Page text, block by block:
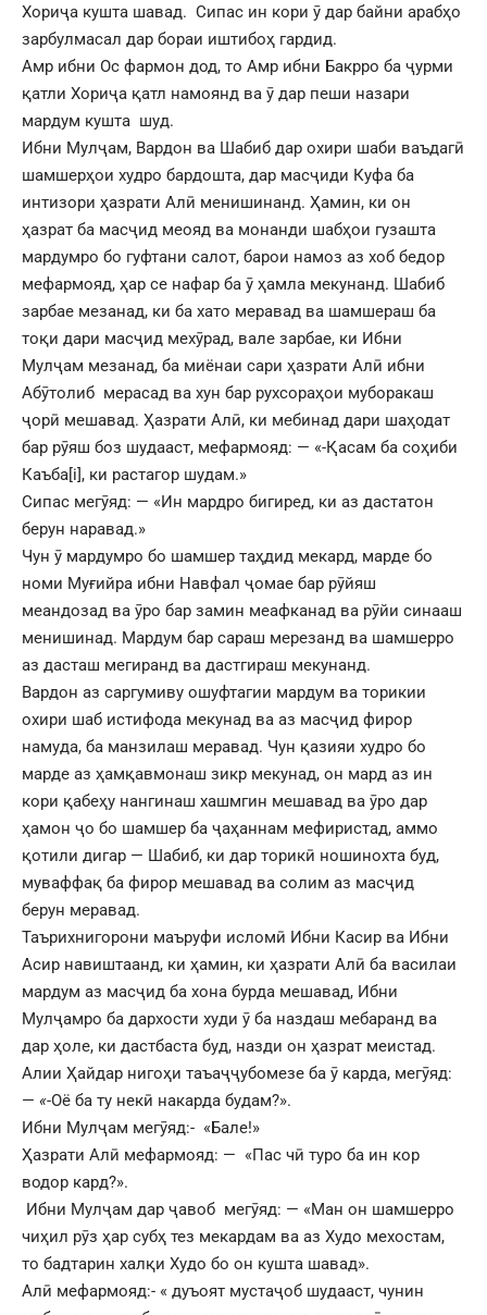
Хориҷа кушта шавад. Сипас ин кори ӯ дар байни арабҳо
зарбулмасал дар бораи иштибоҳ гардид.
Амр ибни Ос фармон дод, то Амр ибни Бакрро ба ҷурми
қатли Хориҷа қатл намоянд ва ӯ дар пеши назари
мардум кушта шуд.
Ибни Мулҷам, Вардон ва Шабиб дар охири шаби ваъдагӣ
шамшерҳои худро бардошта, дар масҷиди Куфа ба
интизори ҳазрати Алӣ менишинанд. Ҳамин, ки он
ҳазрат ба масҷид меояд ва монанди шабҳои гузашта
мардумро бо гуфтани салот, барои намоз аз хоб бедор
мефармояд, ҳар се нафар ба ӯ ҳамла мекунанд. Шабиб
зарбае мезанад, ки ба хато меравад ва шамшераш ба
тоқи дари масҷид мехӯрад, вале зарбае, ки Ибни
Мулҷам мезанад, ба миёнаи сари ҳазрати Алӣ ибни
Абӯтолиб мерасад ва хун бар рухсораҳои муборакаш
ҷорӣ мешавад. Ҳазрати Алӣ, ки мебинад дари шаҳодат
бар рӯяш боз шудааст, мефармояд: — «-Қасам ба соҳиби
Каъба[i], ки растагор шудам.»
Сипас мегӯяд: — «Ин мардро бигиред, ки аз дастатон
берун наравад.»
Чун ӯ мардумро бо шамшер таҳдид мекард, марде бо
номи Муғийра ибни Навфал ҷомае бар рӯйяш
меандозад ва ӯро бар замин меафканад ва рӯйи синааш
менишинад. Мардум бар сараш мерезанд ва шамшерро
аз дасташ мегиранд ва дастгираш мекунанд.
Вардон аз саргумиву ошуфтагии мардум ва торикии
охири шаб истифода мекунад ва аз масҷид фирор
намуда, ба манзилаш меравад. Чун қазияи худро бо
марде аз ҳамқавмонаш зикр мекунад, он мард аз ин
кори қабеҳу нангинаш хашмгин мешавад ва ӯро дар
ҳамон ҷо бо шамшер ба ҷаҳаннам мефиристад, аммо
қотили дигар — Шабиб, ки дар торикӣ ношинохта буд,
муваффақ ба фирор мешавад ва солим аз масҷид
берун меравад.
Таърихнигорони маъруфи исломӣ Ибни Касир ва Ибни
Асир навиштаанд, ки ҳамин, ки ҳазрати Алӣ ба василаи
мардум аз масҷид ба хона бурда мешавад, Ибни
Мулҷамро ба дархости худи ӯ ба наздаш мебаранд ва
дар ҳоле, ки дастбаста буд, назди он ҳазрат меистад.
Алии Ҳайдар нигоҳи таъаҷҷубомезе ба ӯ карда, мегӯяд:
— «-Оё ба ту некӣ накарда будам?».
Ибни Мулҷам мегӯяд:- «Бале!»
Ҳазрати Алӣ мефармояд: — «Пас чӣ туро ба ин кор
водор кард?».
Ибни Мулҷам дар ҷавоб мегӯяд: — «Ман он шамшерро
чиҳил рӯз ҳар субҳ тез мекардам ва аз Худо мехостам,
то бадтарин халқи Худо бо он кушта шавад».
Алӣ мефармояд:- « дуъоят мустаҷоб шудааст, чунин